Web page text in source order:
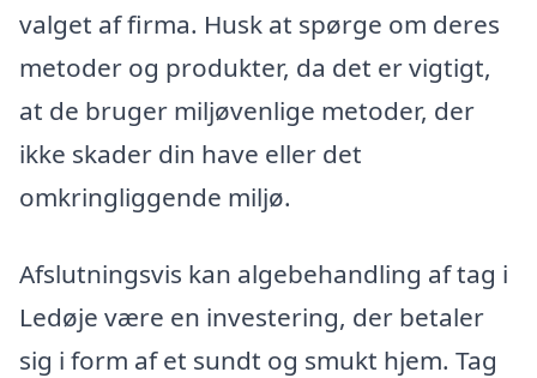
valget af firma. Husk at spørge om deres
metoder og produkter, da det er vigtigt,
at de bruger miljøvenlige metoder, der
ikke skader din have eller det
omkringliggende miljø.
Afslutningsvis kan algebehandling af tag i
Ledøje være en investering, der betaler
sig i form af et sundt og smukt hjem. Tag